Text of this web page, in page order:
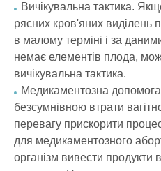
Вичікувальна тактика.
рясних кров'яних виділень
в малому терміні і за
немає елементів плода,
вичікувальна тактика.
Медикаментозна
безсумнівною втрати
перевагу прискорити
для медикаментозного
організм вивести продукти